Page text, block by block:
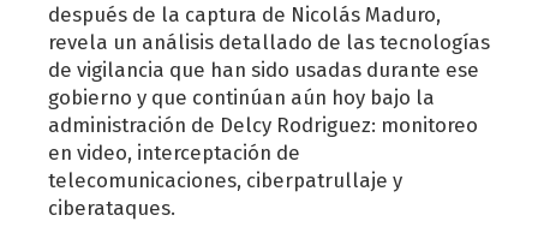
después de la captura de Nicolás Maduro,
revela un análisis detallado de las tecnologías
de vigilancia que han sido usadas durante ese
gobierno y que continúan aún hoy bajo la
administración de Delcy Rodriguez: monitoreo
en video, interceptación de
telecomunicaciones, ciberpatrullaje y
ciberataques.